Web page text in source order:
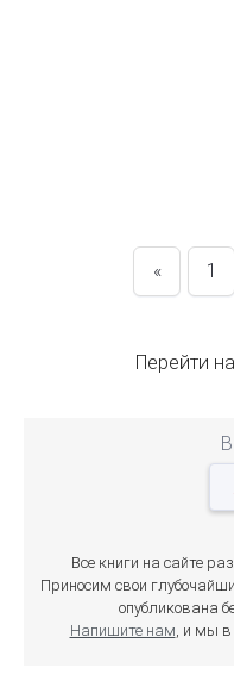
« 1
Перейти
Все книги на сайте
Приносим свои
опубликована
Напишите нам, и мы в